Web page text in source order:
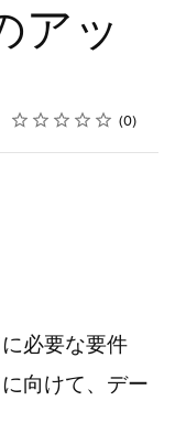
アッ
Rating
1 star
2 stars
3 stars
4 stars
5 stars 0
必要な要件
向けて、デー